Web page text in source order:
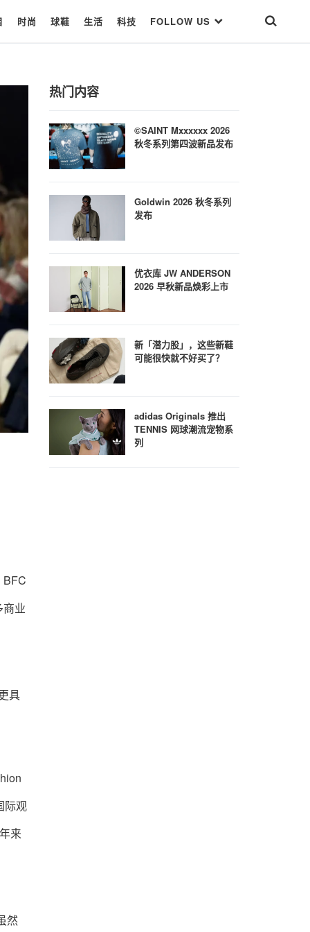
时尚 球鞋 生活 科技 FOLLOW US
BFC
业
具
际观
来
然
热门内容
©SAINT Mxxxxxx 2026
秋冬系列第四波新品发布
Goldwin 2026 秋冬系列
发布
优衣库 JW ANDERSON
2026 早秋新品焕彩上市
新「潜力股」，这些新鞋
可能很快就不好买了？
adidas Originals 推出
TENNIS 网球潮流宠物系
列